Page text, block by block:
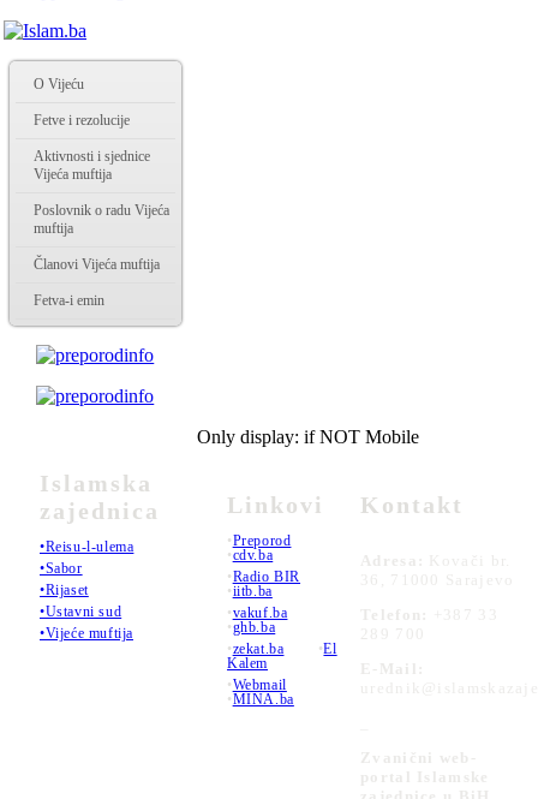
O Vijeću
Fetve i rezolucije
Aktivnosti i sjednice
Vijeća muftija
Poslovnik o radu Vijeća
muftija
Članovi Vijeća muftija
Fetva-i emin
Islamska
zajednica
•Reisu-l-ulema
•Sabor
•Rijaset
•Ustavni sud
•Vijeće muftija
Only display: if NOT Mobile
Linkovi
•Preporod
•cdv.ba
•Radio BIR
•iitb.ba
•vakuf.ba
•ghb.ba
•zekat.ba •El
Kalem
•Webmail
•MINA.ba
Kontakt
Adresa:
Kovači br.
36, 71000 Sarajevo
Telefon:
+387 33
289 700
E-Mail:
Zvanični web-
portal Islamske